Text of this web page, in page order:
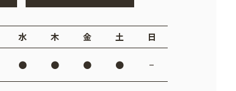
水 木 金 土 日
● ● ● ● −